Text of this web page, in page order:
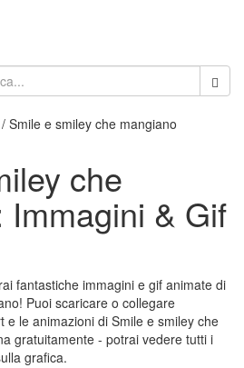
/ Smile e smiley che mangiano
che
Immagini & Gif
fantastiche immagini e gif animate di
Puoi scaricare o collegare
e le animazioni di Smile e smiley che
gratuitamente - potrai vedere tutti i
grafica.